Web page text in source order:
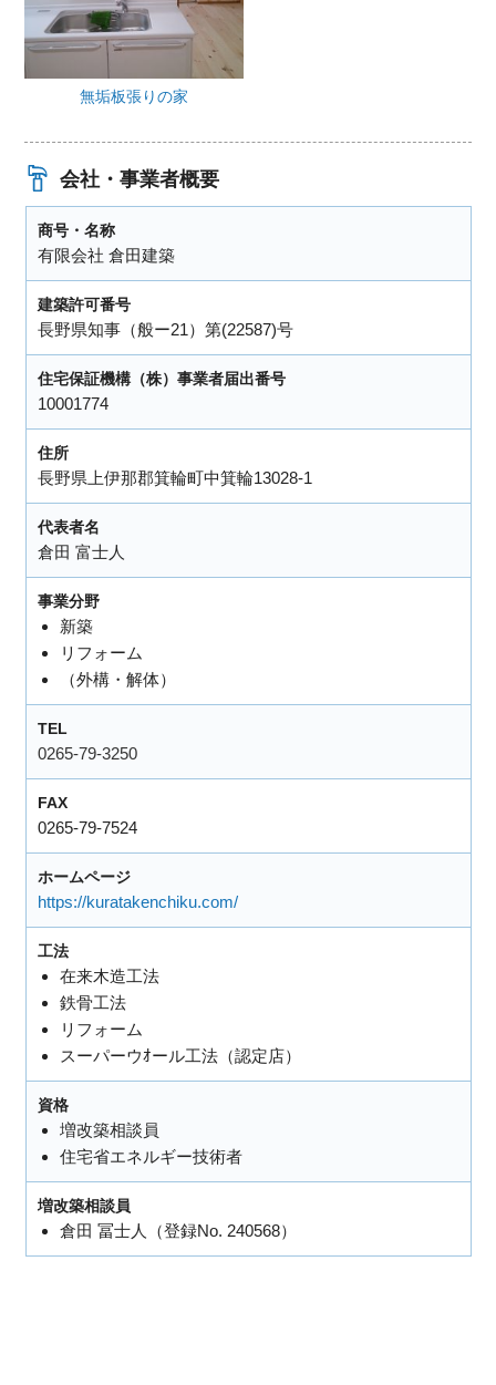
無垢板張りの家
会社・事業者概要
商号・名称
有限会社 倉田建築
建築許可番号
長野県知事（般ー21）第(22587)号
住宅保証機構（株）事業者届出番号
10001774
住所
長野県上伊那郡箕輪町中箕輪13028-1
代表者名
倉田 富士人
事業分野
新築
リフォーム
（外構・解体）
TEL
0265-79-3250
FAX
0265-79-7524
ホームページ
https://kuratakenchiku.com/
工法
在来木造工法
鉄骨工法
リフォーム
スーパーウｵール工法（認定店）
資格
増改築相談員
住宅省エネルギー技術者
増改築相談員
倉田 冨士人（登録No. 240568）